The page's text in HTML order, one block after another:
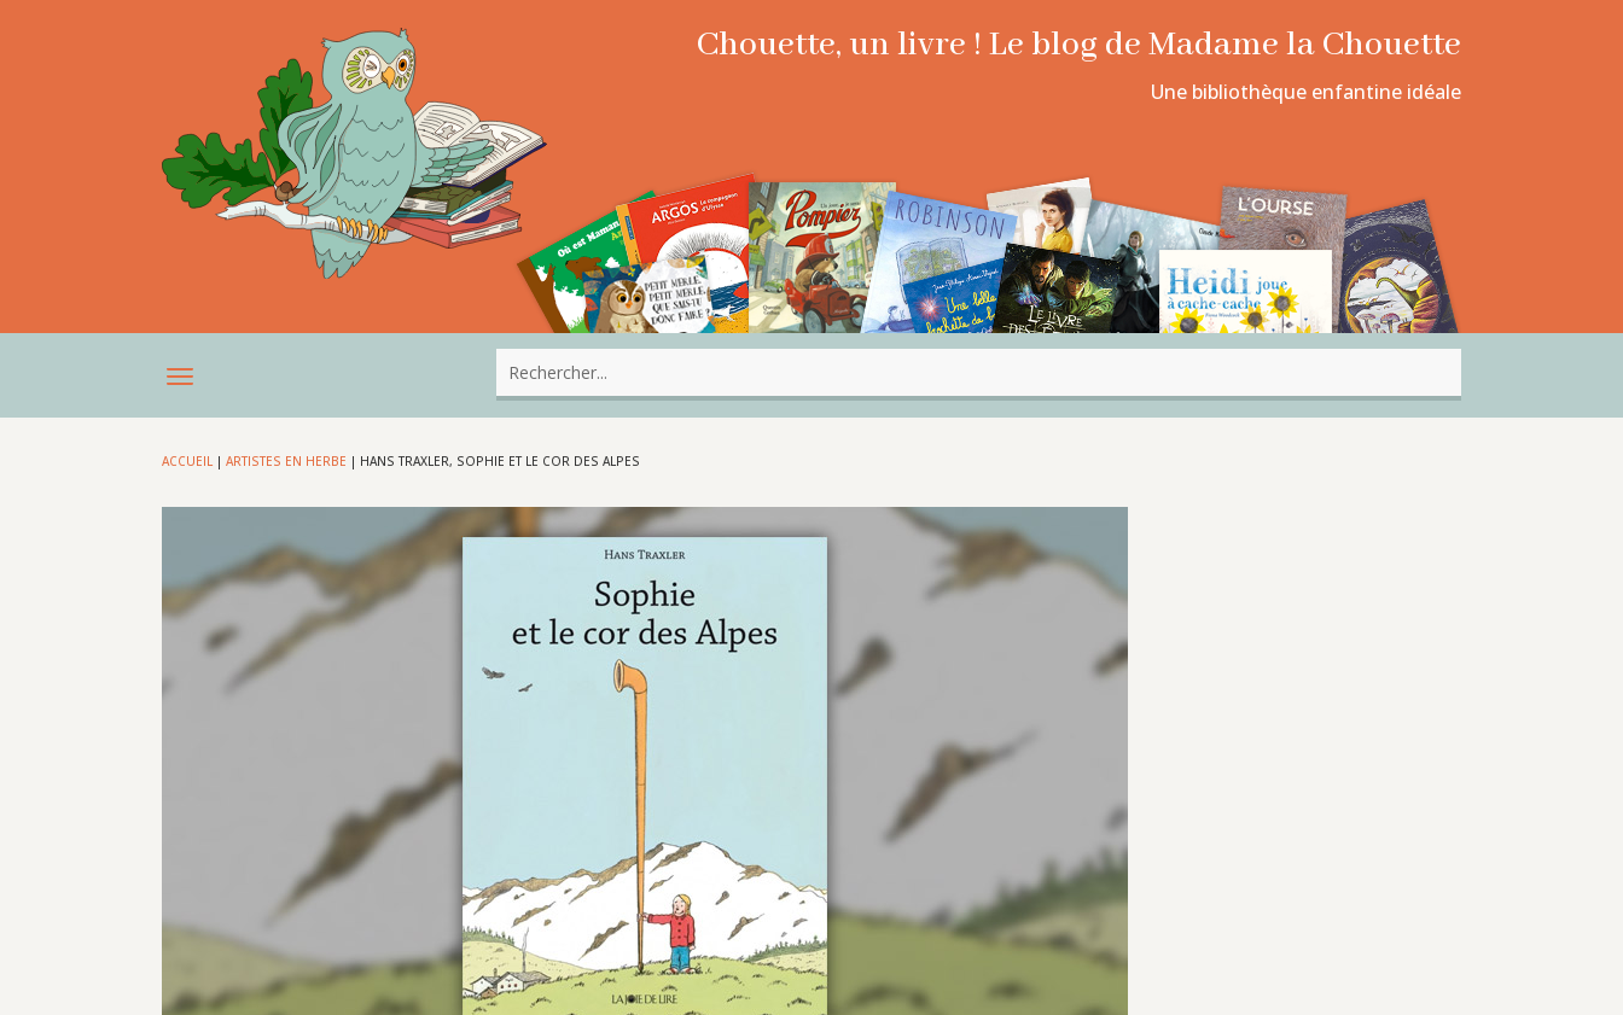
Chouette, un livre ! Le blog de Madame la Chouette
Une bibliothèque enfantine idéale
ACCUEIL |ARTISTES EN HERBE | HANS TRAXLER, SOPHIE ET LE COR DES ALPES